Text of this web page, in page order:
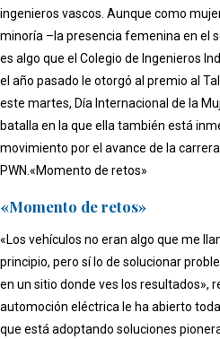
ingenieros vascos. Aunque como
minoría –la presencia femenina en el
es algo que el Colegio de Ingenieros
el año pasado le otorgó al premio al
este martes, Día Internacional de la
batalla en la que ella también está
movimiento por el avance de la
PWN.«Momento de retos»
«Momento de retos»
«Los vehículos no eran algo que me
principio, pero sí lo de solucionar
en un sitio donde ves los resultados»,
automoción eléctrica le ha abierto
que está adoptando soluciones